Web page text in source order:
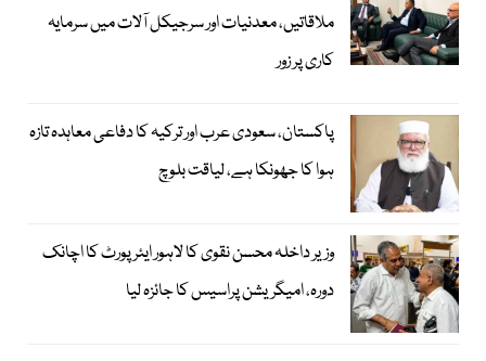
ملاقاتیں، معدنیات اور سرجیکل آلات میں سرمایہ
کاری پر زور
پاکستان، سعودی عرب اور ترکیہ کا دفاعی معاہدہ تازہ
ہوا کا جھونکا ہے، لیاقت بلوچ
وزیر داخلہ محسن نقوی کا لاہور ایئر پورٹ کا اچانک
دورہ، امیگریشن پراسیس کا جائزہ لیا